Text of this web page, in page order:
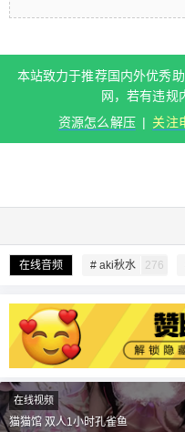
本站致力于推荐国内外优秀
网，若有违规
资源怎么解压 | 关注
在线音频 # aki秋水 276
收藏防失联导航 0 收藏
扫描二维码继续阅读
20 元
在线视频
猫猫馆 双人1小时孔雀鱼